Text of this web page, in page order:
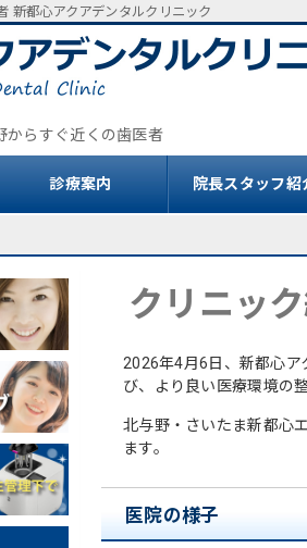
新都心アクアデンタルクリニック
からすぐ近くの歯医者
診療案内 院長スタッフ紹
クリニッ
2026年4月6日、新都心ア
び、より良い医療環境の
北与野・さいたま新都心
ます。
医院の様子